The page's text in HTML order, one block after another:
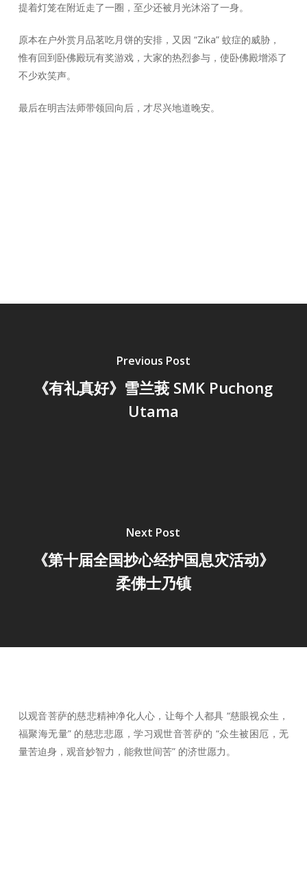
提着灯笼在附近走了一圈，至少还被月光沐浴了一身。
原本在户外赏月品茗吃月饼的安排，又因 “Zika” 蚊症的威胁，
惟有回到卧佛殿玩有奖游戏，大家的热烈参与，使卧佛殿增添了
不少欢笑声。
最后在明吉法师带领回向后，才尽兴地道晚安。
Previous Post
《有礼真好》雪兰莪 SMK Puchong
Utama
Next Post
《第十届全国抄心经护国息灾活动》
柔佛士乃镇
以观音菩萨的慈悲精神净化人心，让每个人都具 “慈眼视众生，
福聚海无量” 的慈悲悲愿，学习观世音菩萨的 “众生被困厄，无
量苦迫身，观音妙智力，能救世间苦” 的济世愿力。